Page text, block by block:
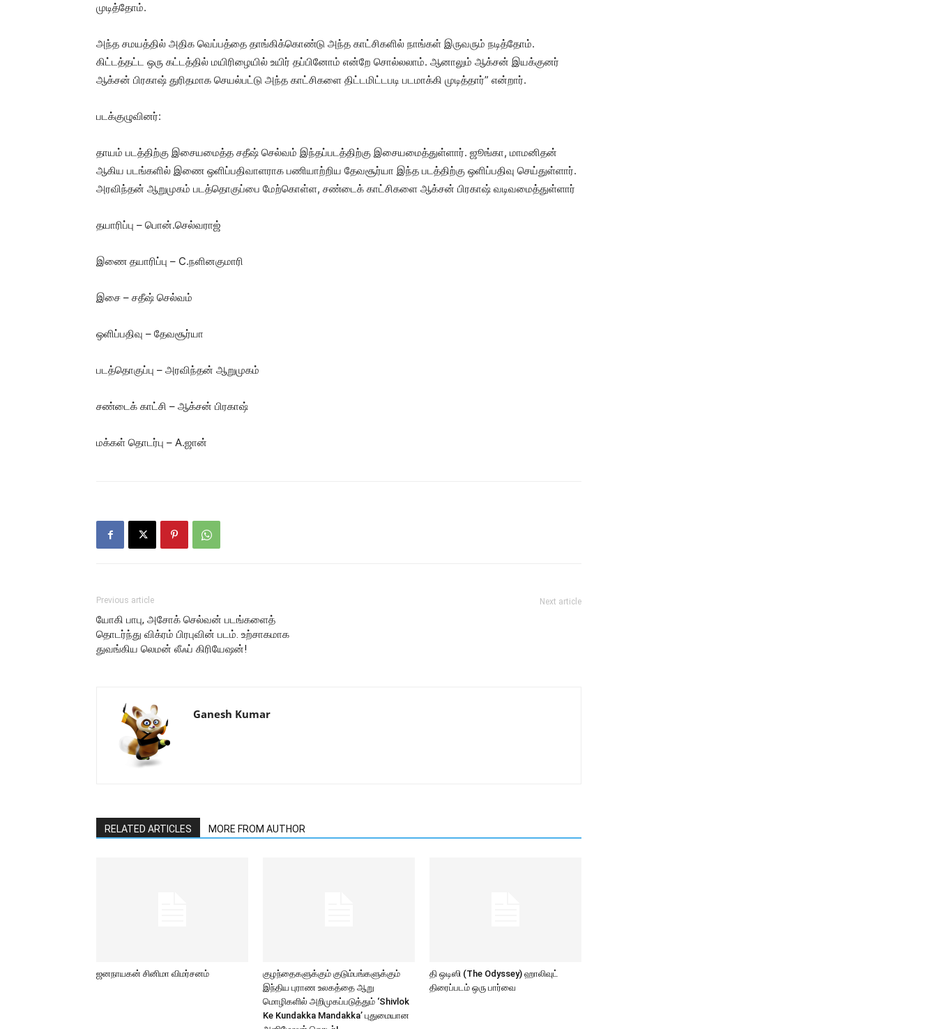
முடித்தோம்.
அந்த சமயத்தில் அதிக வெப்பத்தை தாங்கிக்கொண்டு அந்த காட்சிகளில் நாங்கள் இருவரும் நடித்தோம்.
கிட்டத்தட்ட ஒரு கட்டத்தில் மயிரிழையில் உயிர் தப்பினோம் என்றே சொல்லலாம். ஆனாலும் ஆக்சன் இயக்குனர்
ஆக்சன் பிரகாஷ் துரிதமாக செயல்பட்டு அந்த காட்சிகளை திட்டமிட்டபடி படமாக்கி முடித்தார்” என்றார்.
படக்குழுவினர்:
தாயம் படத்திற்கு இசையமைத்த சதீஷ் செல்வம் இந்தப்படத்திற்கு இசையமைத்துள்ளார். ஜூங்கா, மாமனிதன்
ஆகிய படங்களில் இணை ஒளிப்பதிவாளராக பணியாற்றிய தேவசூர்யா இந்த படத்திற்கு ஒளிப்பதிவு செய்துள்ளார்.
அரவிந்தன் ஆறுமுகம் படத்தொகுப்பை மேற்கொள்ள, சண்டைக் காட்சிகளை ஆக்சன் பிரகாஷ் வடிவமைத்துள்ளார்
தயாரிப்பு – பொன்.செல்வராஜ்
இணை தயாரிப்பு – C.நளினகுமாரி
இசை – சதீஷ் செல்வம்
ஒளிப்பதிவு – தேவசூர்யா
படத்தொகுப்பு – அரவிந்தன் ஆறுமுகம்
சண்டைக் காட்சி – ஆக்சன் பிரகாஷ்
மக்கள் தொடர்பு – A.ஜான்
Previous article
யோகி பாபு, அசோக் செல்வன் படங்களைத்
தொடர்ந்து விக்ரம் பிரபுவின் படம். உற்சாகமாக
துவங்கிய லெமன் லீஃப் கிரியேஷன்!
Next article
Ganesh Kumar
RELATED ARTICLES MORE FROM AUTHOR
ஜனநாயகன் சினிமா விமர்சனம்
குழந்தைகளுக்கும் குடும்பங்களுக்கும்
இந்திய புராண உலகத்தை ஆறு
மொழிகளில் அறிமுகப்படுத்தும் ‘Shivlok
Ke Kundakka Mandakka’ புதுமையான
தி ஒடிஸி (The Odyssey) ஹாலிவுட்
திரைப்படம் ஒரு பார்வை